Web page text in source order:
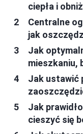
ciepła i
Centralne
jak
Jak
mieszkaniu,
Jak ustawić
Jak
cieszyć się